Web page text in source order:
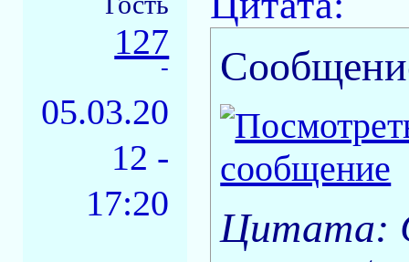
127
-
05.03.20
12 -
17:20
Цитата: